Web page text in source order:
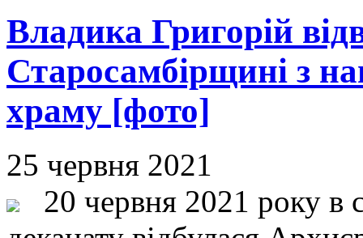
Владика Григорій
Старосамбірщині з
храму [фото]
25 червня 2021
20 червня 2021 року в